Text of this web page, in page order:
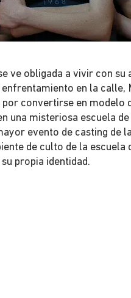
ve obligada a vivir con su
en la calle,
convertirse en modelo
una misteriosa escuela
evento de casting de
de culto de la escuela
propia identidad.